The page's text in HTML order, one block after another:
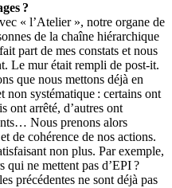
?
« l’Atelier », notre organe de
de la chaîne hiérarchique
part de mes constats et nous
Le mur était rempli de post-it.
que nous mettons déjà en
non systématique : certains ont
ont arrêté, d’autres ont
Nous prenons alors
de cohérence de nos actions.
non plus. Par exemple,
qui ne mettent pas d’EPI ?
précédentes ne sont déjà pas